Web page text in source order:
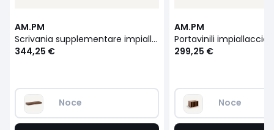
AM.PM
Scrivania supplementare impiallacciata in noce L110 cm Archivita XL
344,25 €
Noce
AM.PM
299,25 €
Noce